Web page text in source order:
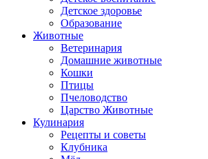
Детское здоровье
Образование
Животные
Ветеринария
Домашние животные
Кошки
Птицы
Пчеловодство
Царство Животные
Кулинария
Рецепты и советы
Клубника